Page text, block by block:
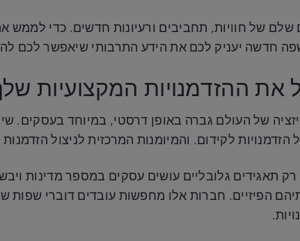
שלם של חוויות, תחביבים ורעיונות חדשים. כדי
חדשה יעניק לכם את הידע התרבותי שיאפשר לכם
את ההזדמנויות המקצועיות
של העולם גברה באופן דרסטי, במיוחד בעסקים.
הזדמנויות לקידום. והמיומנות המרכזית לניצול
תאגידים גלובליים עושים עסקים במספר מדינות
הפיזיים. חברות אלו מחפשות עובדים דוברי